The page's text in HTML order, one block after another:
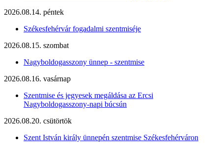
2026.08.14. péntek
Székesfehérvár fogadalmi szentmiséje
2026.08.15. szombat
Nagyboldogasszony ünnep - szentmise
2026.08.16. vasárnap
Szentmise és jegyesek megáldása az Ercsi
Nagyboldogasszony-napi búcsún
2026.08.20. csütörtök
Szent István király ünnepén szentmise Székesfehérváron